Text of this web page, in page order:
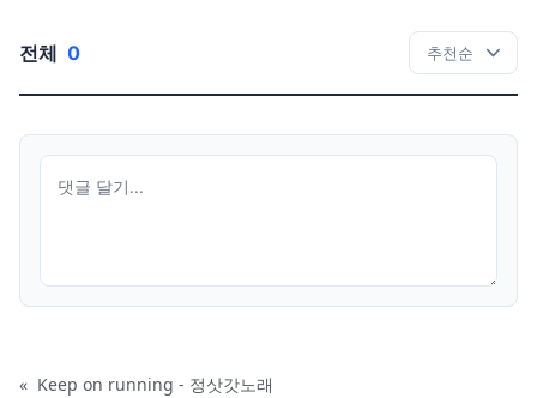
전체 0
« Keep on running - 정삿갓노래